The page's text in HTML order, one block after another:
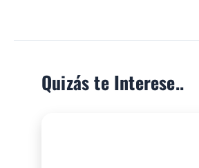
Quizás te Interese..